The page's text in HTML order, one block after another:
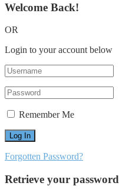
Welcome Back!
OR
Login to your account below
Remember Me
Forgotten Password?
Retrieve your password